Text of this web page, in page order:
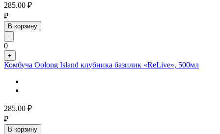
285.00 ₽
₽
В корзину
-
0
+
Комбуча Oolong Island клубника базилик «ReLive», 500мл
285.00 ₽
₽
В корзину